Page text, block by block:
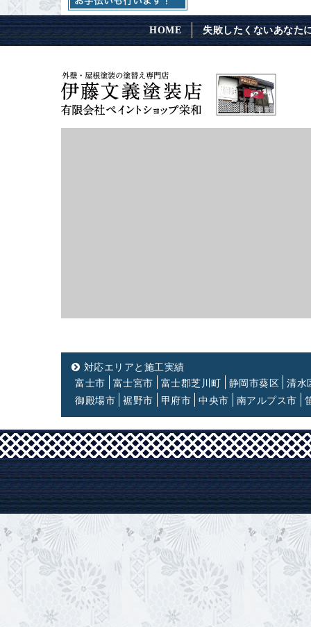
HOME 失敗したくないあなた
対応エリアと施工実績
富士市
富士宮市 富士郡芝川町 静岡市葵区
清水
御殿場市
裾野市 甲府市 中央市 南アルプス市